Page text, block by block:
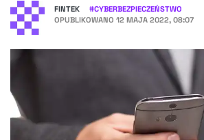
FINTEK #CYBERBEZPIECZEŃSTWO
OPUBLIKOWANO 12 MAJA 2022, 08:07